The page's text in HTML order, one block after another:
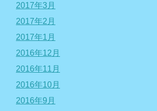
2017年3月
2017年2月
2017年1月
2016年12月
2016年11月
2016年10月
2016年9月